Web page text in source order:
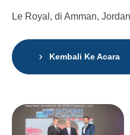
Le Royal, di Amman,
Kembali Ke Acara